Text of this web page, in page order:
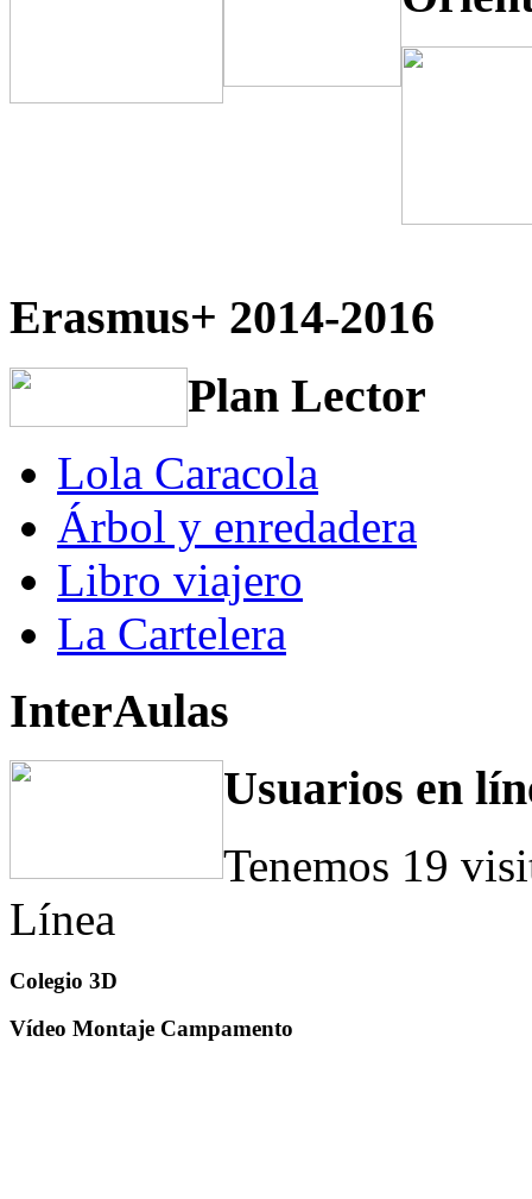
Erasmus+ 2014-2016
Plan Lector
Lola Caracola
Árbol y enredadera
Libro viajero
La Cartelera
InterAulas
Usuarios en
Tenemos 19
Línea
Colegio 3D
Vídeo Montaje Campamento